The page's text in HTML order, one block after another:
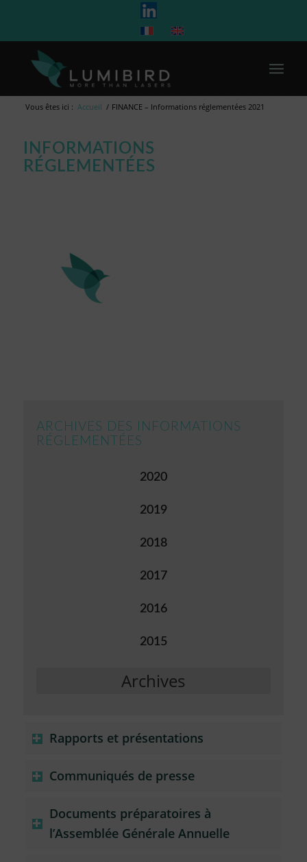
Vous êtes ici : Accueil / FINANCE – Informations réglementées 2021
INFORMATIONS
RÉGLEMENTÉES
PERMANENTE EN 2021
ARCHIVES DES INFORMATIONS
RÉGLEMENTÉES
2020
2019
2018
2017
2016
2015
Archives
Rapports et présentations
Communiqués de presse
Documents préparatoires à
l’Assemblée Générale Annuelle